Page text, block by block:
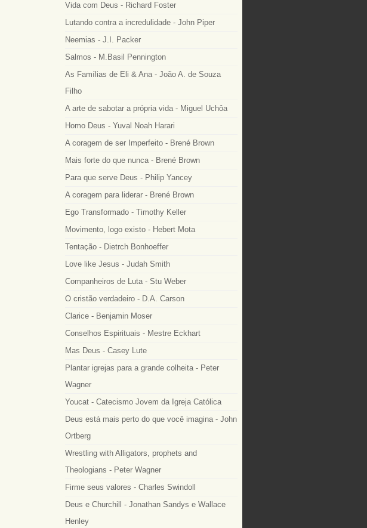
Vida com Deus - Richard Foster
Lutando contra a incredulidade - John Piper
Neemias - J.I. Packer
Salmos - M.Basil Pennington
As Famílias de Eli & Ana - João A. de Souza
Filho
A arte de sabotar a própria vida - Miguel Uchôa
Homo Deus - Yuval Noah Harari
A coragem de ser Imperfeito - Brené Brown
Mais forte do que nunca - Brené Brown
Para que serve Deus - Philip Yancey
A coragem para liderar - Brené Brown
Ego Transformado - Timothy Keller
Movimento, logo existo - Hebert Mota
Tentação - Dietrch Bonhoeffer
Love like Jesus - Judah Smith
Companheiros de Luta - Stu Weber
O cristão verdadeiro - D.A. Carson
Clarice - Benjamin Moser
Conselhos Espirituais - Mestre Eckhart
Mas Deus - Casey Lute
Plantar igrejas para a grande colheita - Peter
Wagner
Youcat - Catecismo Jovem da Igreja Católica
Deus está mais perto do que você imagina - John
Ortberg
Wrestling with Alligators, prophets and
Theologians - Peter Wagner
Firme seus valores - Charles Swindoll
Deus e Churchill - Jonathan Sandys e Wallace
Henley